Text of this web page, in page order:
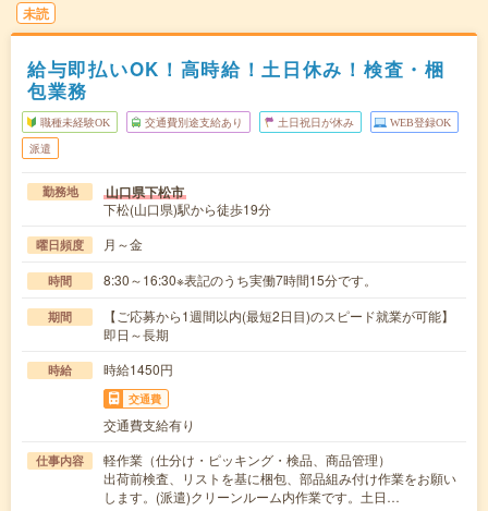
未読
給与即払いOK！高時給！土日休み！検査・梱
包業務
職種未経験OK 交通費別途支給あり 土日祝日が休み WEB登録OK
派遣
勤務地 山口県下松市
下松(山口県)駅から徒歩19分
曜日頻度 月～金
時間 8:30～16:30※表記のうち実働7時間15分です。
期間
【ご応募から1週間以内(最短2日目)のスピード就業が可能】
即日～長期
時給 時給1450円
交通費
交通費支給有り
仕事内容
軽作業（仕分け・ピッキング・検品、商品管理）
出荷前検査、リストを基に梱包、部品組み付け作業をお願い
します。(派遣)クリーンルーム内作業です。土日…